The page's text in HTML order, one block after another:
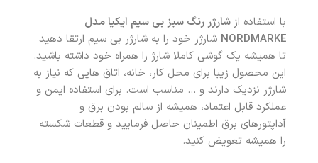
با استفاده از شارژر رنگ سبز بی سیم ایکیا مدل
NORDMARKE شارژر خود را به شارژر بی سیم ارتقا دهید
تا همیشه یک گوشی کاملا شارژ را همراه خود داشته باشید.
این محصول زیبا برای محل کار، خانه، اتاق هایی که نیاز به
شارژر نزدیک دارند و … مناسب است. برای استفاده ایمن و
عملکرد قابل اعتماد، همیشه از سالم بودن برق و
آداپتورهای برق اطمینان حاصل فرمایید و قطعات شکسته
را همیشه تعویض کنید.